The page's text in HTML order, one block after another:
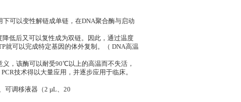
可以变性解链成单链，在DNA聚合酶与启动
低后又可以复性成为双链。因此，通过温度
就可以完成特定基因的体外复制。（ DNA高温
义，该酶可以耐受90℃以上的高温而不失活，
技术得以大量应用，并逐步应用于临床。
可调移液器（2 µL、20